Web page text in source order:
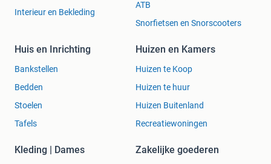
Interieur en Bekleding
ATB
Snorfietsen en Snorscooters
Huis en Inrichting
Bankstellen
Bedden
Stoelen
Tafels
Huizen en Kamers
Huizen te Koop
Huizen te huur
Huizen Buitenland
Recreatiewoningen
Kleding | Dames Zakelijke goederen